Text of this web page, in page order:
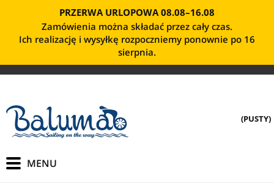
PRZERWA URLOPOWA 08.08–16.08
Zamówienia można składać przez cały czas.
Ich realizację i wysyłkę rozpoczniemy ponownie po 16
sierpnia.
(PUSTY)